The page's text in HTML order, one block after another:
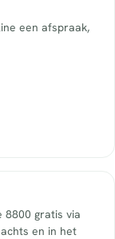
een afspraak,
8800 gratis via
en in het